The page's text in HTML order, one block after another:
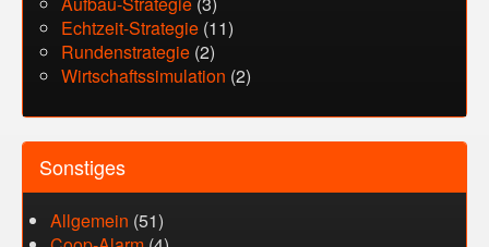
Echtzeit-Strategie (11)
Rundenstrategie (2)
Wirtschaftssimulation (2)
Sonstiges
Allgemein (51)